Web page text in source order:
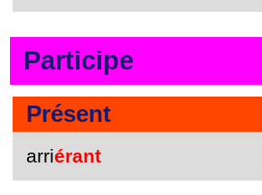
Participe
Présent
arriérant